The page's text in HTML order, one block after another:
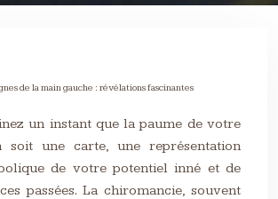
de la main gauche : révélations fascinantes
un instant que la paume de votre
soit une carte, une représentation
de votre potentiel inné et de
passées. La chiromancie, souvent